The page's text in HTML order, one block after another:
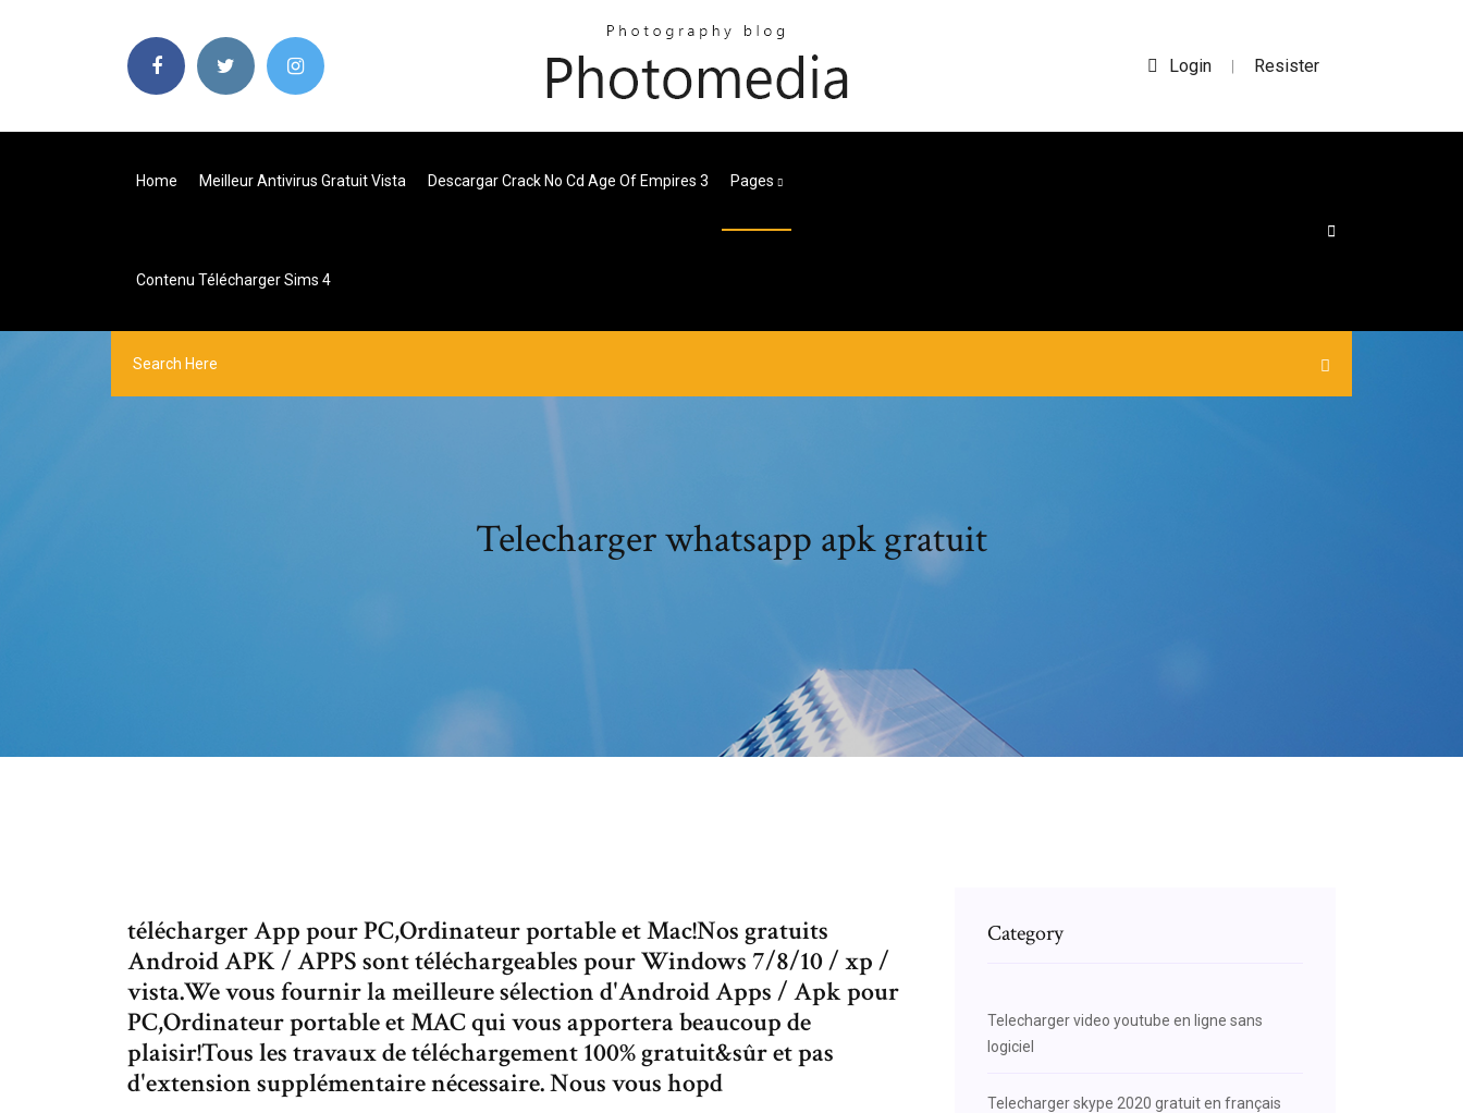
Login | Resister
Home Meilleur Antivirus Gratuit Vista Descargar Crack No Cd Age Of Empires 3 Pages
Contenu Télécharger Sims 4
Telecharger whatsapp apk gratuit
télécharger App pour PC,Ordinateur portable et Mac!Nos gratuits
Android APK / APPS sont téléchargeables pour Windows 7/8/10 / xp /
vista.We vous fournir la meilleure sélection d'Android Apps / Apk pour
PC,Ordinateur portable et MAC qui vous apportera beaucoup de
plaisir!Tous les travaux de téléchargement 100% gratuit&sûr et pas
d'extension supplémentaire nécessaire. Nous vous hopd
Category
Telecharger video youtube en ligne sans
logiciel
Telecharger skype 2020 gratuit en français